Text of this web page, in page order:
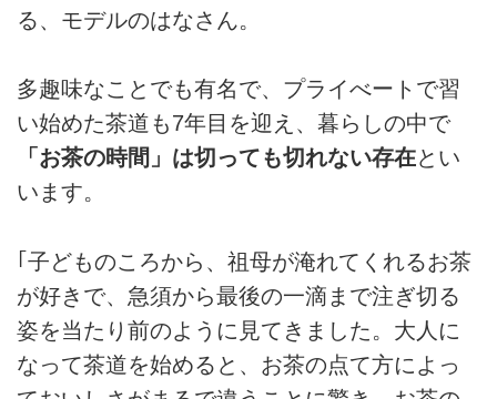
る、モデルのはなさん。
多趣味なことでも有名で、プライべートで習
い始めた茶道も7年目を迎え、暮らしの中で
「お茶の時間」は切っても切れない存在とい
います。
｢子どものころから、祖母が淹れてくれるお茶
が好きで、急須から最後の一滴まで注ぎ切る
姿を当たり前のように見てきました。大人に
なって茶道を始めると、お茶の点て方によっ